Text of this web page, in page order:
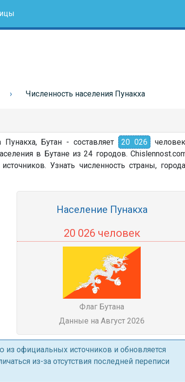
Численность населения Пунакха
Пунакха, Бутан - составляет 20 026
в Бутане из 24 городов.
Узнать численность страны,
Население Пунакха
20 026 человек
Флаг Бутана
Данные на Август 2026
из официальных источников и обновляется
из-за отсутствия последней переписи